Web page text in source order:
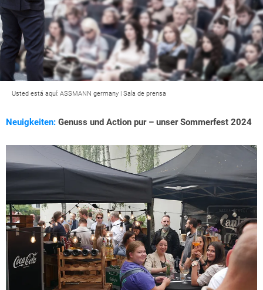
Usted está aquí: ASSMANN germany | Sala de prensa
Neuigkeiten: Genuss und Action pur – unser Sommerfest 2024